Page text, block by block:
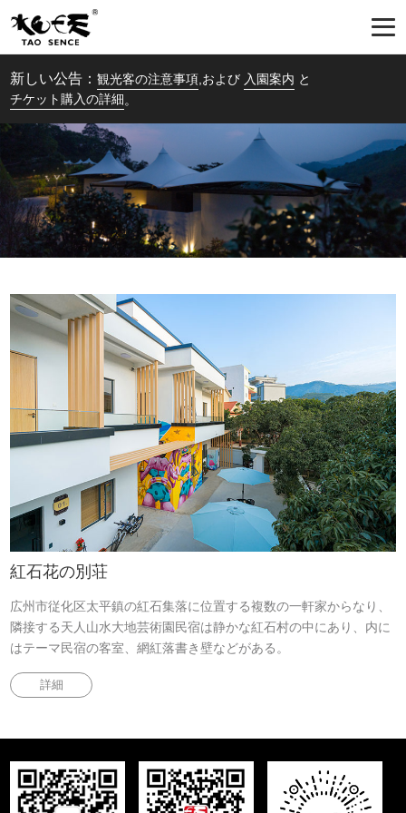
新しい公告：観光客の注意事項 ,および 入園案内 と
チケット購入の詳細。
紅石花の別荘
広州市従化区太平鎮の紅石集落に位置する複数の一軒家からなり、
隣接する天人山水大地芸術園民宿は静かな紅石村の中にあり、内に
はテーマ民宿の客室、網紅落書き壁などがある。